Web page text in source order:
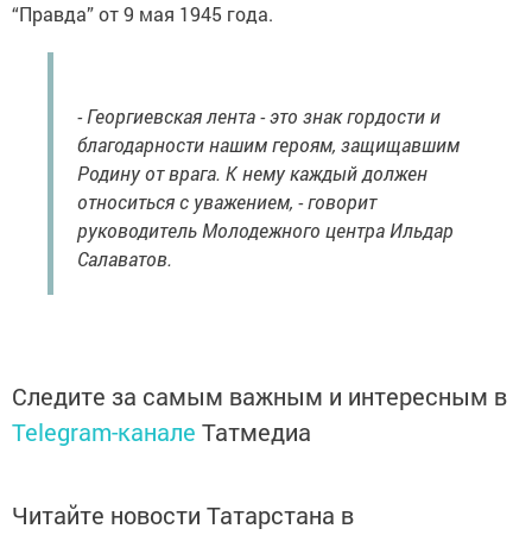
“Правда” от 9 мая 1945 года.
- Георгиевская лента - это знак гордости и
благодарности нашим героям, защищавшим
Родину от врага. К нему каждый должен
относиться с уважением, - говорит
руководитель Молодежного центра Ильдар
Салаватов.
Следите за самым важным и интересным в
Telegram-канале Татмедиа
Читайте новости Татарстана в